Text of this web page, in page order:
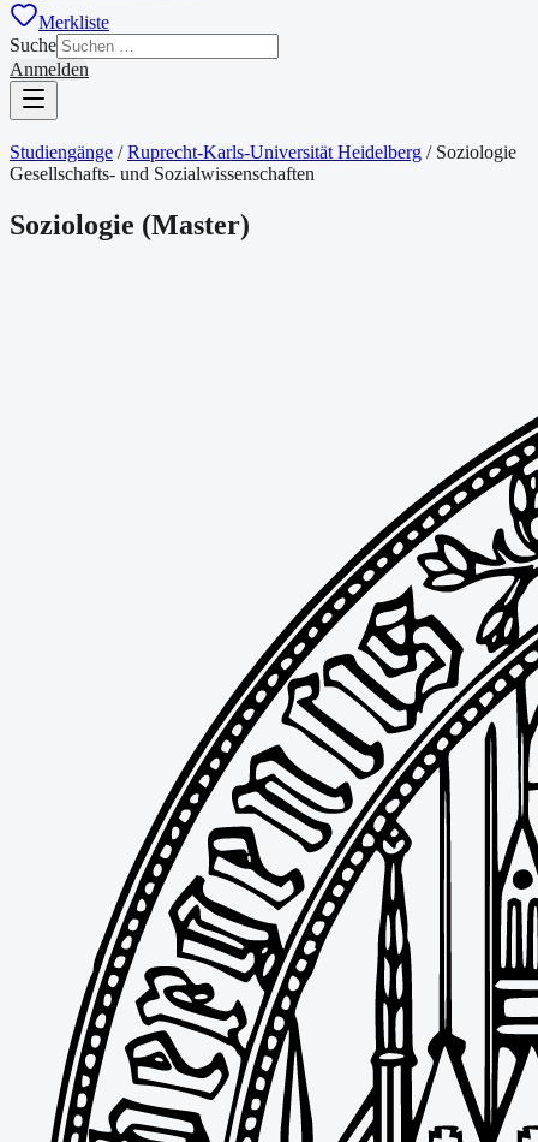
Merkliste
Suche
Anmelden
Studiengänge / Ruprecht-Karls-Universität Heidelberg / Soziologie
Gesellschafts- und Sozialwissenschaften
Soziologie (Master)